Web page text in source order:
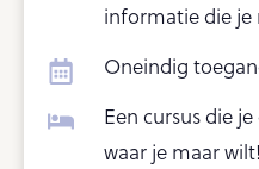
informatie die je
Oneindig
Een cursus die
waar je maar